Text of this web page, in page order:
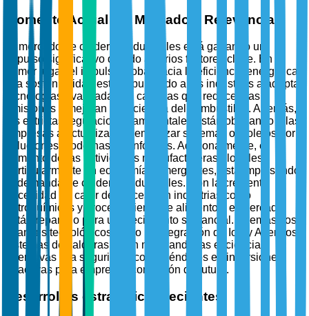
Momento Actual del Mercado y Relevancia
El mercado de calderas industriales está ganando un
impulso significativo debido a varios factores clave. En
primer lugar, el impulso global hacia la eficiencia energética
y la sostenibilidad está impulsando a las industrias a adoptar
tecnologías avanzadas de calderas que reducen las
emisiones y mejoran la eficiencia del combustible. Además,
las estrictas regulaciones ambientales están obligando a las
empresas a actualizar o reemplazar sistemas obsoletos por
soluciones modernas y conformes. Adicionalmente, el
aumento de las actividades manufactureras globales,
particularmente en economías emergentes, está impulsando
la demanda de calderas industriales. Con la creciente
necesidad de calor de proceso en industrias como
petroquímicos y procesamiento de alimentos, el mercado
está preparado para un crecimiento sustancial. Además, los
avances tecnológicos como la integración de IoT y AI en los
sistemas de calderas están mejorando las eficiencias
operativas y la seguridad, convirtiéndolos en inversiones
atractivas para empresas con visión de futuro.
Desarrollos estratégicos recientes